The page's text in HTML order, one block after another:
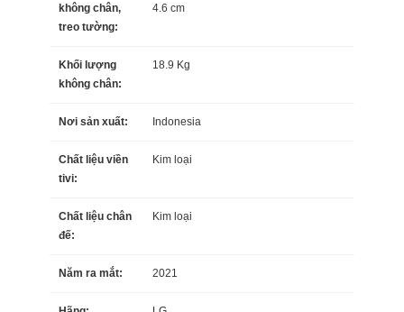
không chân,
treo tường:
4.6 cm
Khối lượng
không chân:
18.9 Kg
Nơi sản xuất: Indonesia
Chất liệu viền
tivi:
Kim loại
Chất liệu chân
đế:
Kim loại
Năm ra mắt: 2021